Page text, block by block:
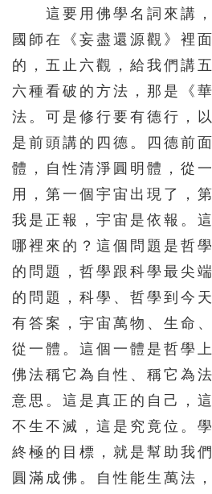
501 502 503
506 507 508
511 512 513
521 522 523
526 527 528
531 532 533
536 537 538
546 547 548
551 552 553
556 557 558
561 562 563
566 567 568
576 577 578
這要用佛學名詞來講，
國師在《妄盡還源觀》裡
的，五止六觀，給我們講
六種看破的方法，那是《
法。可是修行要有德行，
是前頭講的四德。四德前
體，自性清淨圓明體，從
用，第一個宇宙出現了，
我是正報，宇宙是依報。
哪裡來的？這個問題是哲
的問題，哲學跟科學最尖
的問題，科學、哲學到今
有答案，宇宙萬物、生命
從一體。這個一體是哲學
佛法稱它為自性、稱它為
意思。這是真正的自己，
不生不滅，這是究竟位。
終極的目標，就是幫助我
圓滿成佛。自性能生萬法